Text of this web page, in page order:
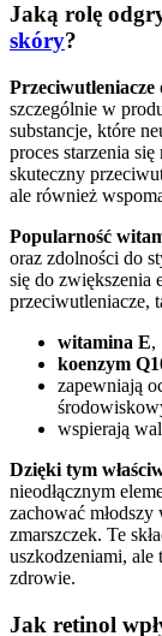
Jaką rolę
skóry?
Przeciwutleniacze
szczególnie w
substancje, które
proces starzenia
skuteczny
ale również
Popularność
oraz zdolności do
się do zwiększenia
przeciwutleniacze,
witamina E,
koenzym
zapewniają
wspierają
Dzięki tym
nieodłącznym
zachować
zmarszczek. Te
uszkodzeniami, ale
zdrowie.
Jak retinol